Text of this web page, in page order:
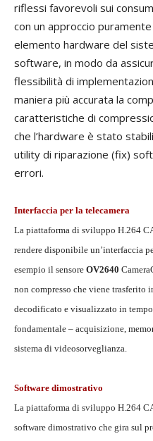
riflessi favorevoli sui
con un approccio
elemento hardware del
software, in modo da
flessibilità di
maniera più accurata la
caratteristiche di
che l’hardware è stato
utility di riparazione (fix)
errori.
Interfaccia per la telecamera
La piattaforma di sviluppo H.264
rendere disponibile un’interfaccia
esempio il sensore OV2640
non compresso che viene
decodificato e visualizzato in
fondamentale – acquisizione,
sistema di videosorveglianza.
Software dimostrativo
La piattaforma di sviluppo H.264
software dimostrativo che gira sul